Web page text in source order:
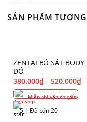
SẢN PHẨM
ZENTAI BÓ SÁT BODY
ĐỎ
380.000₫ – 520.000₫
Miễn phí vận chuyển
5 | Đã bán 20